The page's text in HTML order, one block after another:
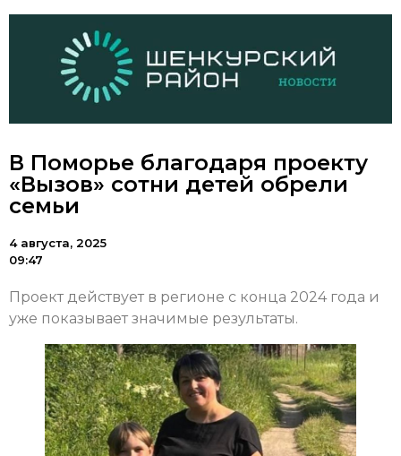
В Поморье благодаря проекту
«Вызов» сотни детей обрели
семьи
4 августа, 2025
09:47
Проект действует в регионе с конца 2024 года и
уже показывает значимые результаты.